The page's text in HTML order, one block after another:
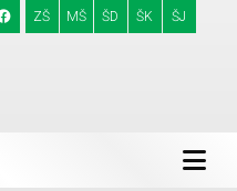
ZŠ MŠ ŠD ŠK ŠJ